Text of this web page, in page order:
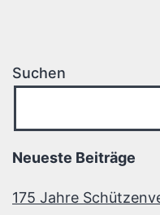
Suchen
Neueste Beiträge
175 Jahre